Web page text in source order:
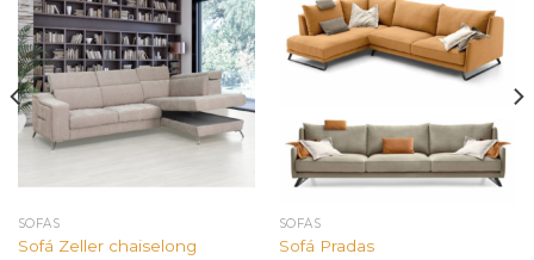
SOFÁS
Sofá Zeller chaiselong
SOFÁS
Sofá Pradas